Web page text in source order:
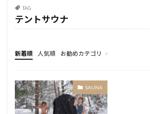
TAG
テントサウナ
新着順 人気順 お勧めカテゴリ
SAUNA
SAUNA